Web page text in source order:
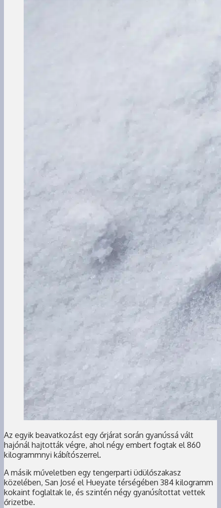
Az egyik beavatkozást egy őrjárat során gyanússá vált
hajónál hajtották végre, ahol négy embert fogtak el 860
kilogrammnyi kábítószerrel.
A másik műveletben egy tengerparti üdülőszakasz
közelében, San José el Hueyate térségében 384 kilogramm
kokaint foglaltak le, és szintén négy gyanúsítottat vettek
őrizetbe.